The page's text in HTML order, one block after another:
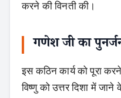
करने की विनती की।
गणेश जी का
इस कठिन कार्य को पूरा
विष्णु को उत्तर दिशा में